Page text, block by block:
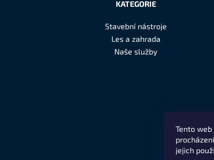
Tento
jejich
KATEGORIE
Stavební nástroje
Les a zahrada
Naše služby